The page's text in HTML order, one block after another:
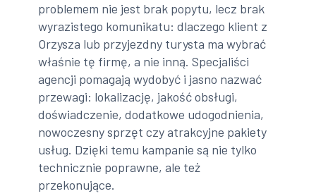
problemem nie jest brak popytu, lecz brak
wyrazistego komunikatu: dlaczego klient z
Orzysza lub przyjezdny turysta ma wybrać
właśnie tę firmę, a nie inną. Specjaliści
agencji pomagają wydobyć i jasno nazwać
przewagi: lokalizację, jakość obsługi,
doświadczenie, dodatkowe udogodnienia,
nowoczesny sprzęt czy atrakcyjne pakiety
usług. Dzięki temu kampanie są nie tylko
technicznie poprawne, ale też
przekonujące.